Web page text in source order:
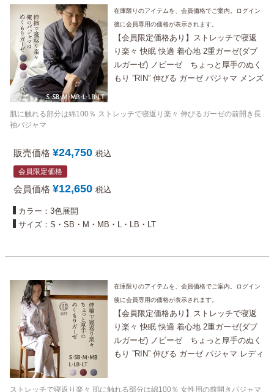
在庫限りのアイテムを、会員価格でご案内。ログイン
後に会員専用の価格が表示されます。
【会員限定価格あり】ストレッチで寝返
り楽々 快眠 快適 着心地 2重ガーゼ(ダブ
ルガーゼ) ノビーゼ ちょっと厚手のぬく
もり ”RIN” 伸びる ガーゼ パジャマ メンズ
も
肌に触れる部分は綿100％ ストレッチで寝返り楽々 伸びるガーゼの前開き長
袖パジャマ
販売価格 ¥24,750 税込
会員限定価格
会員価格 ¥12,650 税込
カラー：3色展開
サイズ：S・SB・M・MB・L・LB・LT
在庫限りのアイテムを、会員価格でご案内。ログイン
後に会員専用の価格が表示されます。
【会員限定価格あり】ストレッチで寝返
り楽々 快眠 快適 着心地 2重ガーゼ(ダブ
ルガーゼ) ノビーゼ ちょっと厚手のぬく
もり ”RIN” 伸びる ガーゼ パジャマ レディ
ストレッチで寝返り楽々 肌に触れる部分は綿100％ 女性用の前開きパジャマ